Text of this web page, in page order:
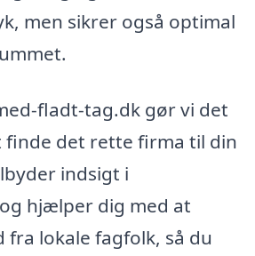
men sikrer også optimal
fladt-tag.dk gør vi det
finde det rette firma til din
indsigt i
hjælper dig med at
lokale fagfolk, så du